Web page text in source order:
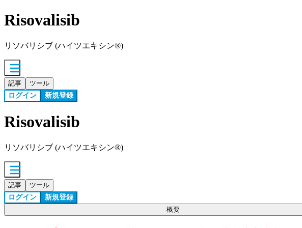
Risovalisib
リソバリシブ (ハイツエキシン®)
記事 ツール
ログイン 新規登録
Risovalisib
リソバリシブ (ハイツエキシン®)
記事 ツール
ログイン 新規登録
概要